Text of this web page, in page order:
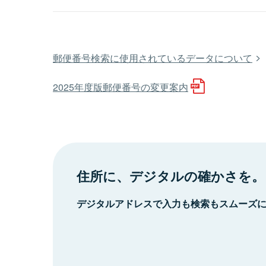
郵便番号検索に使用されているデータについて
2025年度版郵便番号の変更案内
住所に、デジタルの確かさを。
デジタルアドレスで入力も検索もスムーズ